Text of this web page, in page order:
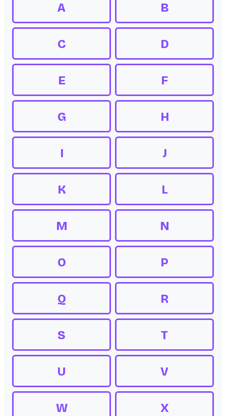
A B
C D
E F
G H
I J
K L
M N
O P
Q R
S T
U V
W X